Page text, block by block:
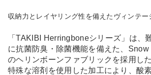
収納力とレイヤリング性を備えたヴィンテー
「TAKIBI Herringboneシリーズ」は、
に抗菌防臭・除菌機能を備えた、
のヘリンボーンファブリックを採用し
特殊な溶剤を使用した加工により、酸